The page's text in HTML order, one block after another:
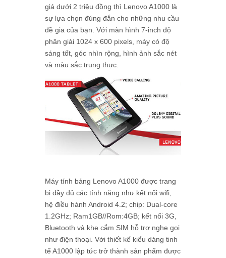
giá dưới 2 triệu đồng thì Lenovo A1000 là
sự lựa chọn đúng đắn cho những nhu cầu
đề gia của bạn. Với màn hình 7-inch độ
phân giải 1024 x 600 pixels, máy có độ
sáng tốt, góc nhìn rộng, hình ảnh sắc nét
và màu sắc trung thực.
Máy tính bảng Lenovo A1000 được trang
bị đầy đủ các tính năng như kết nối wifi,
hệ điều hành Android 4.2; chip: Dual-core
1.2GHz; Ram1GB//Rom:4GB; kết nối 3G,
Bluetooth và khe cắm SIM hỗ trợ nghe gọi
như điện thoại. Với thiết kế kiểu dáng tinh
tế A1000 lập tức trở thành sản phẩm được